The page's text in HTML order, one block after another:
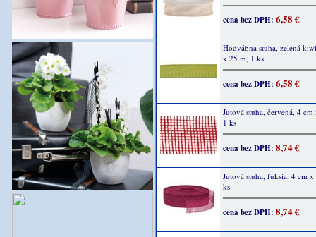
cena bez DPH: 6,58 €
Hodvábna stuha, zelená
x 25 m, 1 ks
cena bez DPH: 6,58 €
Jutová stuha, červená, 4
1 ks
cena bez DPH: 8,74 €
Jutová stuha, fuksia, 4 cm
ks
cena bez DPH: 8,74 €